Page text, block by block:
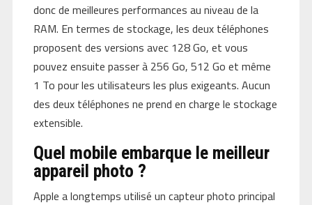
donc de meilleures performances au niveau de la
RAM. En termes de stockage, les deux téléphones
proposent des versions avec 128 Go, et vous
pouvez ensuite passer à 256 Go, 512 Go et même
1 To pour les utilisateurs les plus exigeants. Aucun
des deux téléphones ne prend en charge le stockage
extensible.
Quel mobile embarque le meilleur
appareil photo ?
Apple a longtemps utilisé un capteur photo principal